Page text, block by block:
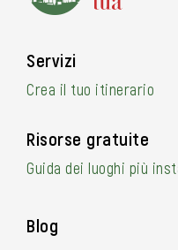
Servizi
Crea il tuo itinerario
Risorse gratuite
Guida dei luoghi più
Blog